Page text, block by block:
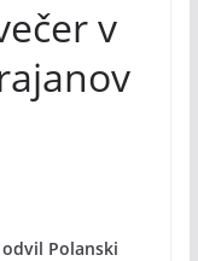
v
Polanski